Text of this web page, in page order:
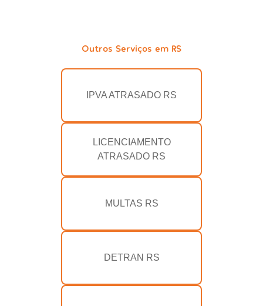
Outros Serviços em RS
IPVA ATRASADO RS
LICENCIAMENTO
ATRASADO RS
MULTAS RS
DETRAN RS